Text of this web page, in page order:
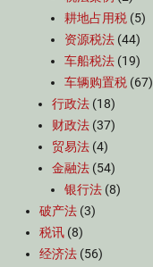
耕地占用税 (5)
资源税法 (44)
车船税法 (19)
车辆购置税 (67)
行政法 (18)
财政法 (37)
贸易法 (4)
金融法 (54)
银行法 (8)
破产法 (3)
税讯 (8)
经济法 (56)